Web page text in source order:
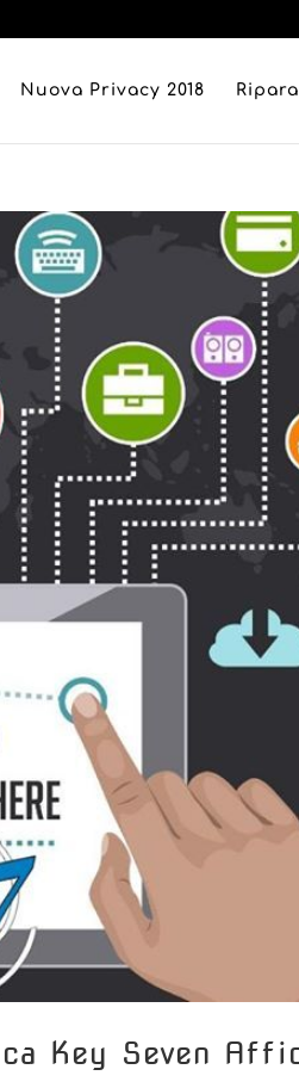
Nuova Privacy 2018
Key Seven